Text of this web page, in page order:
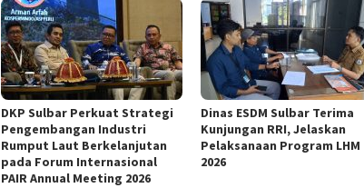
DKP Sulbar Perkuat Strategi
Pengembangan Industri
Rumput Laut Berkelanjutan
pada Forum Internasional
PAIR Annual Meeting 2026
Dinas ESDM Sulbar Terima
Kunjungan RRI, Jelaskan
Pelaksanaan Program LHM
2026